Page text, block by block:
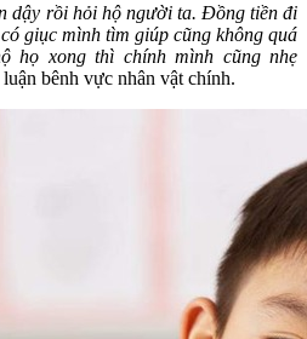
dậy rồi hỏi hộ người ta. Đồng tiền đi
giục mình tìm giúp cũng không quá
họ xong thì chính mình cũng nhẹ
bênh vực nhân vật chính.